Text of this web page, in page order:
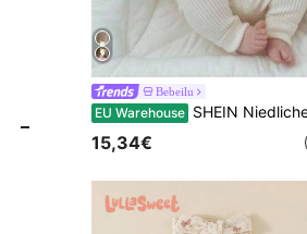
Bebeilu
EU Warehouse SHEIN Niedlicher gestrickter Cardigan mit Cartoon-Muster für Neugeborene Mädchen, vielseitig
15,34€